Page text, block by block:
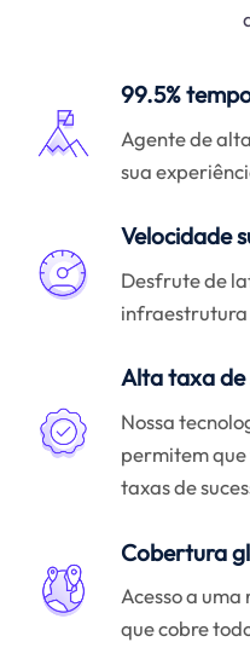
99.5%
Agente de
sua
Velocidade
Desfrute de
Alta taxa de
Nossa
permitem que
taxas de
Cobertura
Acesso a
que cobre